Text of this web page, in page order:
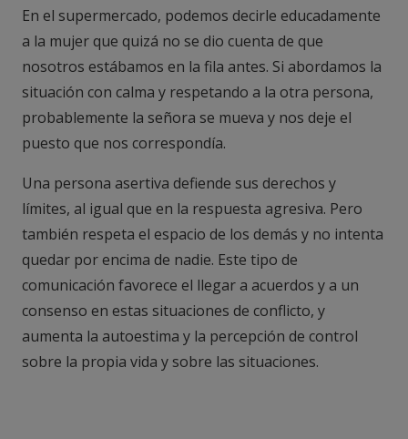
En el supermercado, podemos decirle educadamente
a la mujer que quizá no se dio cuenta de que
nosotros estábamos en la fila antes. Si abordamos la
situación con calma y respetando a la otra persona,
probablemente la señora se mueva y nos deje el
puesto que nos correspondía.
Una persona asertiva defiende sus derechos y
límites, al igual que en la respuesta agresiva. Pero
también respeta el espacio de los demás y no intenta
quedar por encima de nadie. Este tipo de
comunicación favorece el llegar a acuerdos y a un
consenso en estas situaciones de conflicto, y
aumenta la autoestima y la percepción de control
sobre la propia vida y sobre las situaciones.